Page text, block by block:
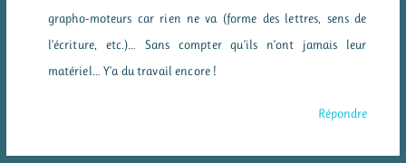
grapho-moteurs car rien ne va (forme des lettres, sens de
l’écriture, etc.)… Sans compter qu’ils n’ont jamais leur
matériel… Y’a du travail encore !
Répondre